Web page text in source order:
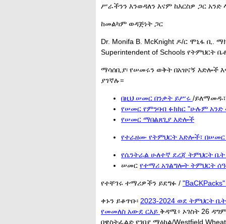
ሥራችንን እንወዳለን እናም ከእርስዎ ጋር አንድ
ከመልካም ወዳጅነት ጋር
Dr. Monifa B. McKnight ዶ/ር ሞኒፋ ቢ.
Superintendent of Schools የትምህርት
ማሳሰቢያ፡ የሠመሩን ወቅት በአዝናኝ እድሎች
ያገኛሉ።
በዚህ ሠመር በንቃት ይሥሩ /ይለማመዱ፣
የሠመር የምንባብ ፉክክር "ሁሉም አንድ
የሠመር ማበልጸጊያ እድሎች
የተራዘሙ የትምህርት እድሎች፣
የሴንትራል ሁለተኛ ደረጃ ትምህርት
ሠመር የተማሪ አገልግሎት ትምህርት
የተቸገሩ ተማሪዎችን ይደግፉ /
ቀኑን ይቆጥቡ፡ 2023-2024 ወደ ትምህርት ቤት
የመመለስ አውደ ርእይ ቅዳሜ፥ ኦገስት 26 ዳግም
በዌስትፊልድ የገበያ ማዕከል/Westfield